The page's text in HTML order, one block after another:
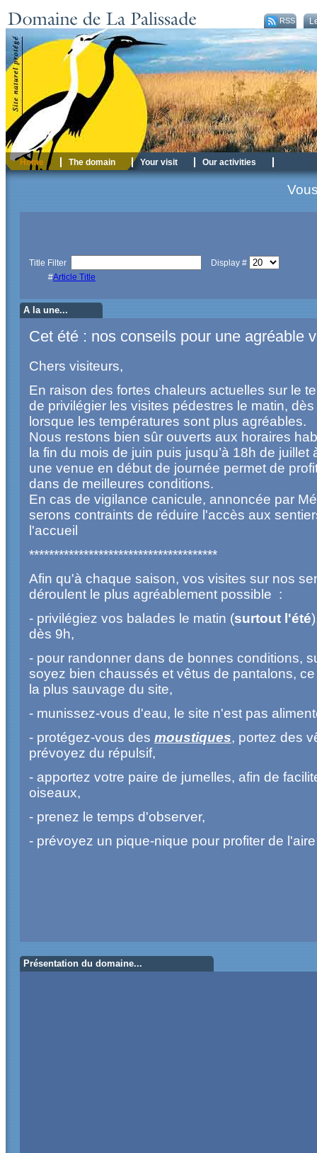
RSS
RSS
Home The domain Your visit Our activities
Title Filter
Display #
#Article Title
A la une...
Cet été : nos conseils pour une agréable
Chers visiteurs,
En raison des fortes chaleurs actuelles sur le
de privilégier les visites pédestres le matin, dès
lorsque les températures sont plus agréables.
Nous restons bien sûr ouverts aux horaires
la fin du mois de juin puis jusqu’à 18h de
une venue en début de journée permet de
dans de meilleures conditions.
En cas de vigilance canicule, annoncée par
serons contraints de réduire l'accès aux
l'accueil
**************************************
Afin qu'à chaque saison, vos visites sur nos
déroulent le plus agréablement possible :
- privilégiez vos balades le matin (surtout l'été
dès 9h,
- pour randonner dans de bonnes conditions,
soyez bien chaussés et vêtus de pantalons,
la plus sauvage du site,
- munissez-vous d'eau, le site n'est pas
- protégez-vous des moustiques, portez des
prévoyez du répulsif,
- apportez votre paire de jumelles, afin de
oiseaux,
- prenez le temps d'observer,
- prévoyez un pique-nique pour profiter de
Présentation du domaine...